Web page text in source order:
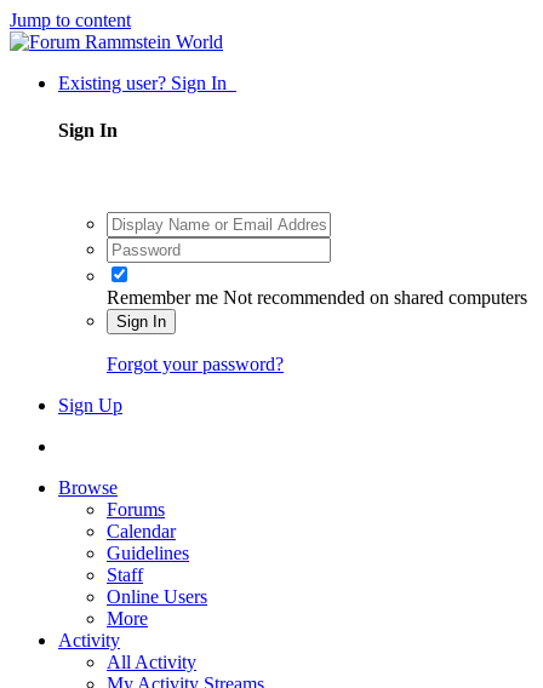
Jump to content
Existing user? Sign In
Sign In
Remember me Not recommended on shared computers
Sign In
Forgot your password?
Sign Up
Browse
Forums
Calendar
Guidelines
Staff
Online Users
More
Activity
All Activity
My Activity Streams